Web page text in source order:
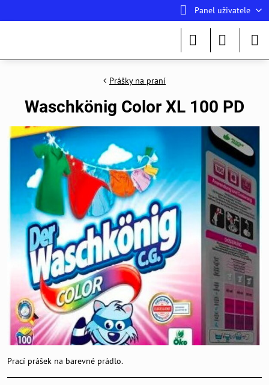
Panel uživatele
Prášky na praní
Waschkönig Color XL 100 PD
Prací prášek na barevné prádlo.